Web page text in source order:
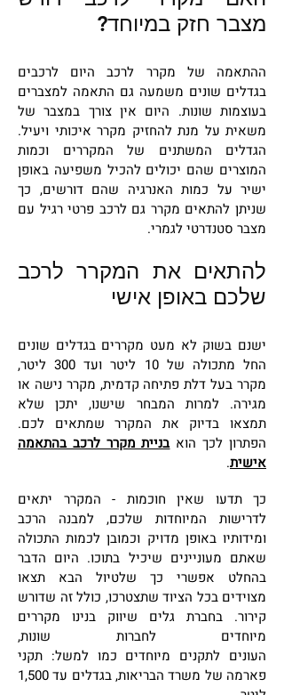
מצבר חזק במיוחד?
ההתאמה של מקרר לרכב היום לרכבים
בגדלים שונים משמעה גם התאמה למצברים
בעוצמות שונות. היום אין צורך במצבר של
משאית על מנת להחזיק מקרר איכותי ויעיל.
הגדלים המשתנים של המקררים וכמות
המוצרים שהם יכולים להכיל משפיעה באופן
ישיר על כמות האנרגיה שהם דורשים, כך
שניתן להתאים מקרר גם לרכב פרטי רגיל עם
מצבר סטנדרטי לגמרי.
להתאים את המקרר לרכב
שלכם באופן אישי
ישנם בשוק לא מעט מקררים בגדלים שונים
החל מתכולה של 10 ליטר ועד 300 ליטר,
מקרר בעל דלת פתיחה קדמית, מקרר נישה או
מגירה. למרות המבחר שישנו, יתכן שלא
תמצאו בדיוק את המקרר שמתאים לכם.
הפתרון לכך הואבניית מקרר לרכב בהתאמה
אישית.
כך תדעו שאין חוכמות - המקרר יתאים
לדרישות המיוחדות שלכם, למבנה הרכב
ומידותיו באופן מדויק וכמובן לכמות התכולה
שאתם מעוניינים שיכיל בתוכו. היום הדבר
בהחלט אפשרי כך שלטיול הבא תצאו
מצוידים בכל הציוד שתצטרכו, כולל זה שדורש
קירור. בחברת גלים שיווק בנינו מקררים
מיוחדים לחברות שונות,
העונים לתקנים מיוחדים כמו למשל: תקני
פארמה של משרד הבריאות, בגדלים עד 1,500